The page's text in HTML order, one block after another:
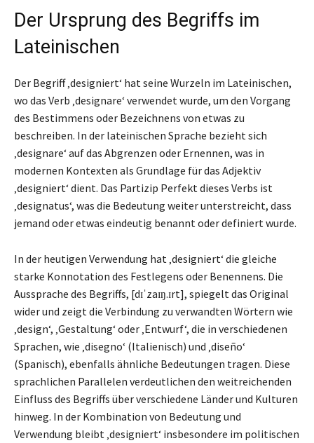
Der Ursprung des Begriffs im
Lateinischen
Der Begriff ‚designiert‘ hat seine Wurzeln im Lateinischen,
wo das Verb ‚designare‘ verwendet wurde, um den Vorgang
des Bestimmens oder Bezeichnens von etwas zu
beschreiben. In der lateinischen Sprache bezieht sich
‚designare‘ auf das Abgrenzen oder Ernennen, was in
modernen Kontexten als Grundlage für das Adjektiv
‚designiert‘ dient. Das Partizip Perfekt dieses Verbs ist
‚designatus‘, was die Bedeutung weiter unterstreicht, dass
jemand oder etwas eindeutig benannt oder definiert wurde.
In der heutigen Verwendung hat ‚designiert‘ die gleiche
starke Konnotation des Festlegens oder Benennens. Die
Aussprache des Begriffs, [dɪˈzaɪŋ.ɪrt], spiegelt das Original
wider und zeigt die Verbindung zu verwandten Wörtern wie
‚design‘, ‚Gestaltung‘ oder ‚Entwurf‘, die in verschiedenen
Sprachen, wie ‚disegno‘ (Italienisch) und ‚diseño‘
(Spanisch), ebenfalls ähnliche Bedeutungen tragen. Diese
sprachlichen Parallelen verdeutlichen den weitreichenden
Einfluss des Begriffs über verschiedene Länder und Kulturen
hinweg. In der Kombination von Bedeutung und
Verwendung bleibt ‚designiert‘ insbesondere im politischen